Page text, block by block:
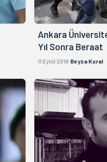
Ankara
Yıl Sonra Beraat
11 Eylül 2018 Beyza Kural